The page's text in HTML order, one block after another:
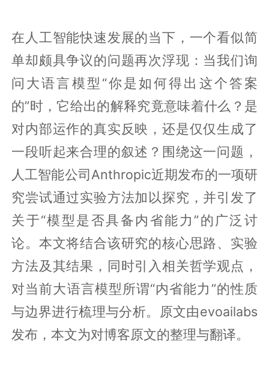
在人工智能快速发展的当下，一个看似简
单却颇具争议的问题再次浮现：当我们询
问大语言模型“你是如何得出这个答案
的”时，它给出的解释究竟意味着什么？是
对内部运作的真实反映，还是仅仅生成了
一段听起来合理的叙述？围绕这一问题，
人工智能公司Anthropic近期发布的一项研
究尝试通过实验方法加以探究，并引发了
关于“模型是否具备内省能力”的广泛讨
论。本文将结合该研究的核心思路、实验
方法及其结果，同时引入相关哲学观点，
对当前大语言模型所谓“内省能力”的性质
与边界进行梳理与分析。原文由evoailabs
发布，本文为对博客原文的整理与翻译。